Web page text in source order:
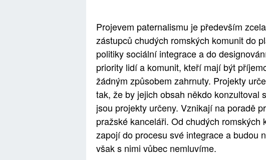
Projevem paternalismu je především
zástupců chudých romských komunit do
politiky sociální integrace a do
priority lidí a komunit, kteří mají být
žádným způsobem zahrnuty. Projekty
tak, že by jejich obsah někdo konzultoval
jsou projekty určeny. Vznikají na poradě
pražské kanceláři. Od chudých
zapojí do procesu své integrace a budou
však s nimi vůbec nemluvíme.